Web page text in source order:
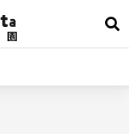
展